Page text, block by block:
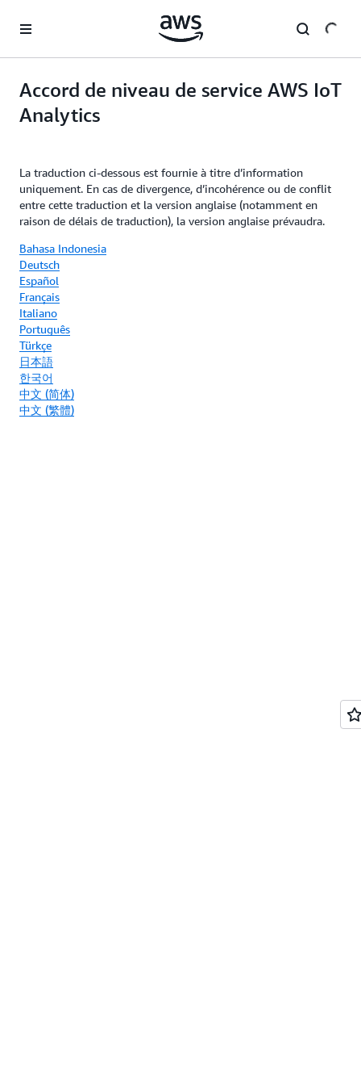
Accord de niveau de service AWS IoT
Analytics
La traduction ci-dessous est fournie à titre d’information
uniquement. En cas de divergence, d’incohérence ou de conflit
entre cette traduction et la version anglaise (notamment en
raison de délais de traduction), la version anglaise prévaudra.
Bahasa Indonesia
Deutsch
Español
Français
Italiano
Português
Türkçe
日本語
한국어
中文 (简体)
中文 (繁體)